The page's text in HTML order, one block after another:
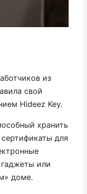
из
свой
Hideez Key.
хранить
для
или
доме.